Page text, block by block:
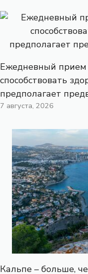
Ежедневный
способствовать
предполагает
7 августа, 2026
Кальпе – больше,